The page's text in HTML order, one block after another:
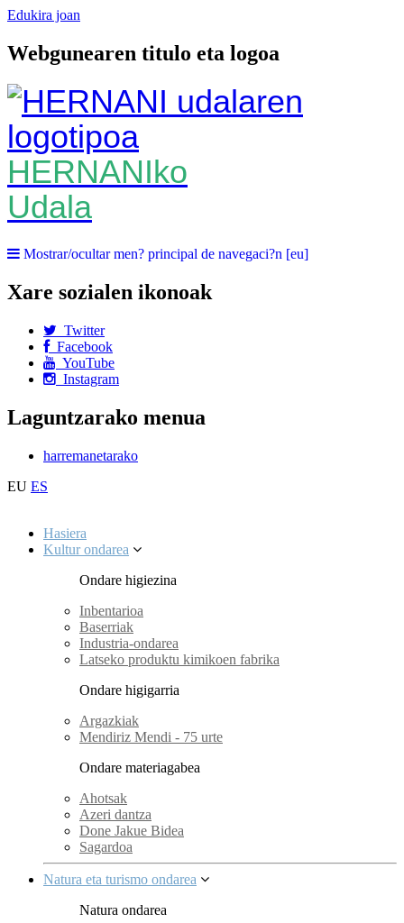
Edukira joan
Webgunearen titulo eta logoa
HERNANIko
Udala
Mostrar/ocultar men? principal de navegaci?n [eu]
Xare sozialen ikonoak
Twitter
Facebook
YouTube
Instagram
Laguntzarako menua
harremanetarako
EU ES
Hasiera
Kultur ondarea
Ondare higiezina
Inbentarioa
Baserriak
Industria-ondarea
Latseko produktu kimikoen fabrika
Ondare higigarria
Argazkiak
Mendiriz Mendi - 75 urte
Ondare materiagabea
Ahotsak
Azeri dantza
Done Jakue Bidea
Sagardoa
Natura eta turismo ondarea
Natura ondarea